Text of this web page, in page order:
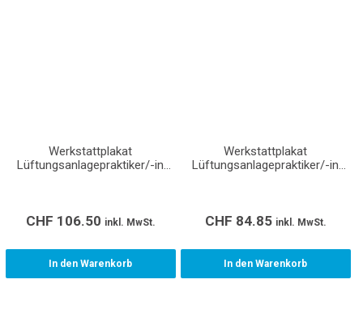
Werkstattplakat
Lüftungsanlagepraktiker/-in
CHF 106.50 inkl. MwSt.
In den Warenkorb
Werkstattplakat
Lüftungsanlagepraktiker/-in
CHF 84.85 inkl. MwSt.
In den Warenkorb